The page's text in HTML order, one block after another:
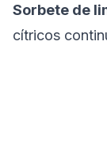
Sorbete de
cítricos